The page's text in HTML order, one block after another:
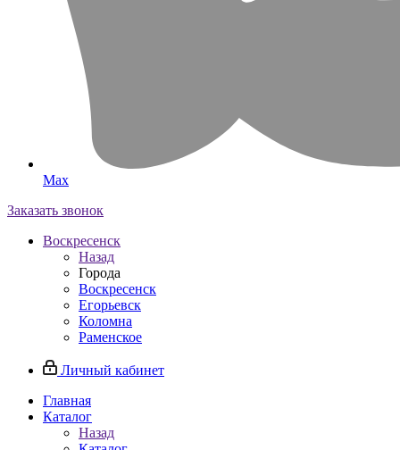
Max
Заказать звонок
Воскресенск
Назад
Города
Воскресенск
Егорьевск
Коломна
Раменское
Личный кабинет
Главная
Каталог
Назад